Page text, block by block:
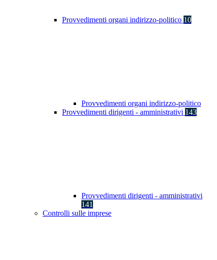
Provvedimenti organi indirizzo-politico 10
Provvedimenti organi indirizzo-politico
Provvedimenti dirigenti - amministrativi 143
Provvedimenti dirigenti - amministrativi
141
Controlli sulle imprese